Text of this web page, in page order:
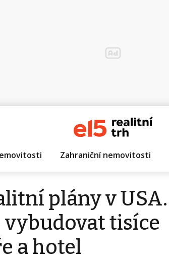
Zahraniční nemovitosti
plány v USA.
vybudovat tisíce
a hotel